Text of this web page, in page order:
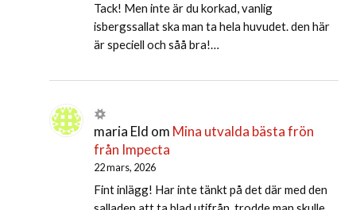
Tack! Men inte är du korkad, vanlig
isbergssallat ska man ta hela huvudet. den här
är speciell och såå bra!…
maria Eld om Mina utvalda bästa frön
från Impecta
22 mars, 2026
Fint inlägg! Har inte tänkt på det där med den